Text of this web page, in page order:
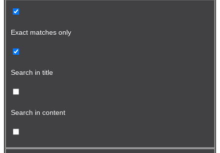
Exact matches only
Search in title
Search in content